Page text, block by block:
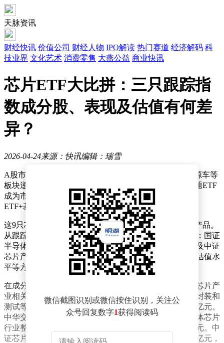
天脉资讯
财经快讯 价值公司 财经人物 IPO解读 热门赛道 经济解码 科
技业界 文化艺术 消费零售 大燕公益 商业快讯
芯片ETF大比拼：三只跟踪指
数成分股、表现及估值有何差
异？
2026-04-24来源：快讯编辑：瑞雪
A股市场今日呈现震荡调整态势，但芯片、化工、新能源车等
板块逆势走强，相关ETF产品表现亮眼。其中，芯片主题ETF
成为市场关注焦点，目前已有9只名称中明确标注“芯片
ETF+基金公司”的产品在市场上运行。
这9只芯片主题ETF产品中，有2只规模显著领先于其他产品。
从跟踪的指数来看，这些产品主要聚焦于三个核心指数：国证
半导体芯片指数、中华交易服务半导体芯片行业指数以及中证
芯片产业指数。这三个指数在成分股构成、历史表现和估值水
平等方面存在明显差异。
在成分股方面，国证半导体芯片指数涵盖沪深北交易所芯片产
业相关上市公司，重点包括材料、设备、设计、制造、封装和
测试等环节，目前成分股数量为30只，平均市值约1538亿元。
中华交易服务半导体芯片行业指数则追踪沪深市场半导体芯片
行业整体表现，成分股数量为50只，平均市值约1139亿元。中
证芯片产业指数同样选取50只成分股，平均市值约1144亿元，
微信截图识别或微信按住识别，关注公
众号回复数字1获得阅读码